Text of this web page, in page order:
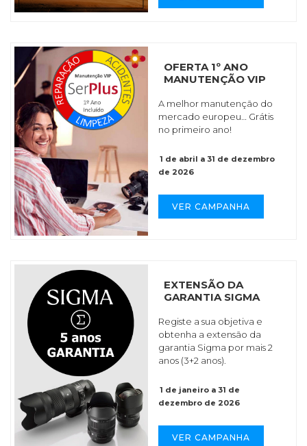
OFERTA 1º ANO
MANUTENÇÃO VIP
A melhor manutenção do
mercado europeu… Grátis
no primeiro ano!
1 de abril a 31 de dezembro
de 2026
VER CAMPANHA
EXTENSÃO DA
GARANTIA SIGMA
Registe a sua objetiva e
obtenha a extensão da
garantia Sigma por mais 2
anos (3+2 anos).
1 de janeiro a 31 de
dezembro de 2026
VER CAMPANHA